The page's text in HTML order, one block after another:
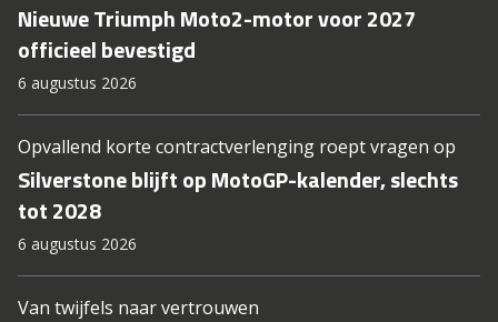
Nieuwe Triumph Moto2-motor voor 2027
officieel bevestigd
6 augustus 2026
Opvallend korte contractverlenging roept vragen op
Silverstone blijft op MotoGP-kalender, slechts
tot 2028
6 augustus 2026
Van twijfels naar vertrouwen